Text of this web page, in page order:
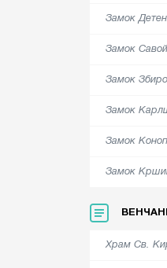
Замок
Замок
Замок
Замок
Замок
Замок
Храм Cв.